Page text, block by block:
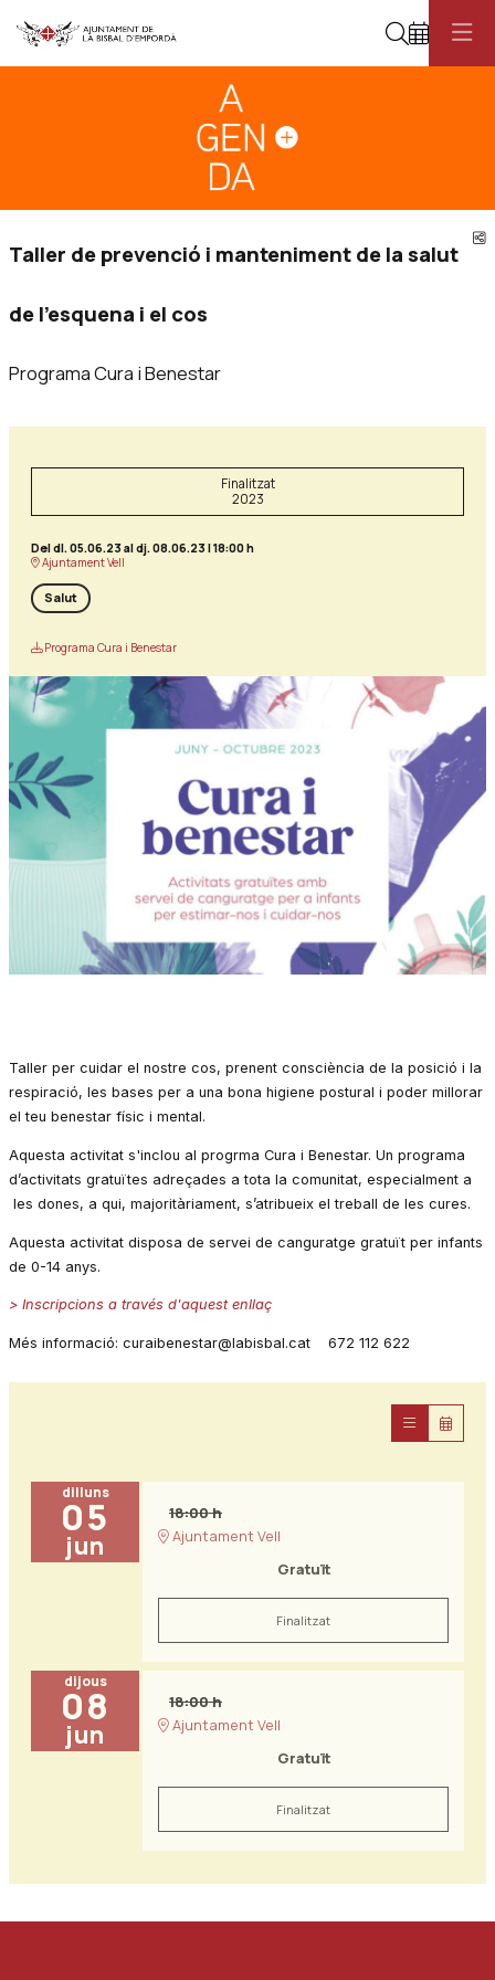
Cerca
Taller de prevenció i manteniment de la salut
de l'esquena i el cos
Programa Cura i Benestar
Finalitzat
2023
Del dl. 05.06.23al dj. 08.06.23|18:00 h
Ajuntament Vell
Salut
Programa Cura i Benestar
Taller per cuidar el nostre cos, prenent consciència de la posició i la
respiració, les bases per a una bona higiene postural i poder millorar
el teu benestar físic i mental.
Aquesta activitat s'inclou al progrma Cura i Benestar. Un programa
d’activitats gratuïtes adreçades a tota la comunitat, especialment a
les dones, a qui, majoritàriament, s’atribueix el treball de les cures.
Aquesta activitat disposa de servei de canguratge gratuït per infants
de 0-14 anys.
> Inscripcions a través d'aquest enllaç
Més informació: curaibenestar@labisbal.cat 672 112 622
dilluns
05
jun
18:00 h
Ajuntament Vell
Gratuït
Finalitzat
dijous
08
jun
18:00 h
Ajuntament Vell
Gratuït
Finalitzat